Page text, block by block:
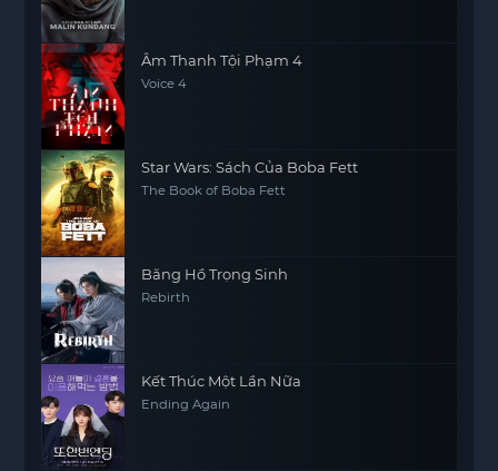
Âm Thanh Tội Phạm 4
Voice 4
Star Wars: Sách Của Boba Fett
The Book of Boba Fett
Băng Hồ Trọng Sinh
Rebirth
Kết Thúc Một Lần Nữa
Ending Again